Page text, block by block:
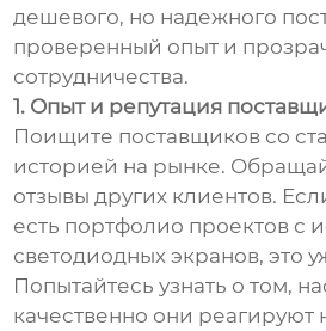
дешевого, но надежного
проверенный опыт и
сотрудничества.
1. Опыт и репутация
Поищите поставщиков со
историей на рынке.
отзывы других клиентов.
есть портфолио проектов с
светодиодных экранов, это
Попытайтесь узнать о том,
качественно они реагируют